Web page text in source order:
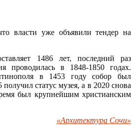
власти уже объявили тендер на
1486 лет, последний раз
проводилась в 1848-1850 годах.
в 1453 году собор был
статус музея, а в 2020 снова
был крупнейшим христианским
«Архитектура Сочи»